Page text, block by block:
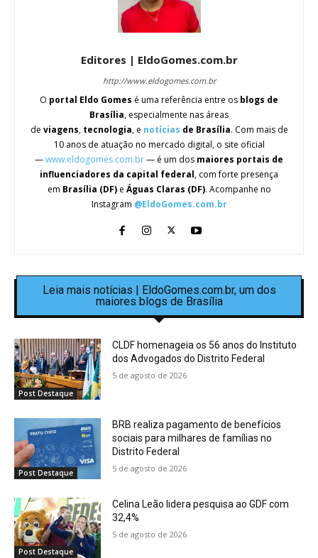
Editores | EldoGomes.com.br
http://www.eldogomes.com.br
O portal Eldo Gomes é uma referência entre os blogs de
Brasília, especialmente nas áreas
de viagens, tecnologia, e notícias de Brasília. Com mais de
10 anos de atuação no mercado digital, o site oficial
—www.eldogomes.com.br— é um dos maiores portais de
influenciadores da capital federal, com forte presença
em Brasília (DF)e Águas Claras (DF). Acompanhe no
Instagram @EldoGomes.com.br
Leia mais notícias | EldoGomes.com.br, um dos
maiores blogs de Brasília
Post Destaque
CLDF homenageia os 56 anos do Instituto
dos Advogados do Distrito Federal
5 de agosto de 2026
Post Destaque
BRB realiza pagamento de benefícios
sociais para milhares de famílias no
Distrito Federal
5 de agosto de 2026
Post Destaque
Celina Leão lidera pesquisa ao GDF com
32,4%
5 de agosto de 2026